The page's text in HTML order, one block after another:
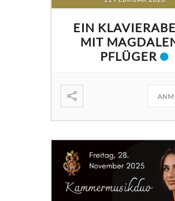
EIN
MIT
PFLÜGER